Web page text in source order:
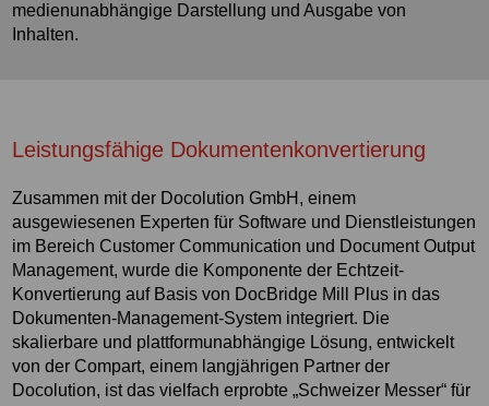
medienunabhängige Darstellung und Ausgabe von
Inhalten.
Leistungsfähige Dokumentenkonvertierung
Zusammen mit der Docolution GmbH, einem
ausgewiesenen Experten für Software und Dienstleistungen
im Bereich Customer Communication und Document Output
Management, wurde die Komponente der Echtzeit-
Konvertierung auf Basis von DocBridge Mill Plus in das
Dokumenten-Management-System integriert. Die
skalierbare und plattformunabhängige Lösung, entwickelt
von der Compart, einem langjährigen Partner der
Docolution, ist das vielfach erprobte „Schweizer Messer“ für